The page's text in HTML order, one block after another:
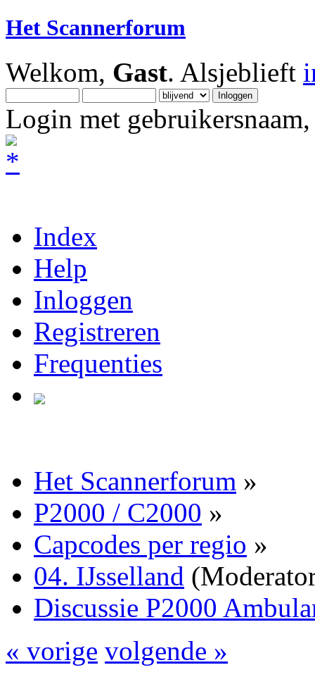
Het Scannerforum
Welkom, Gast. Alsjeblieft
Login met
Index
Help
Inloggen
Registreren
Frequenties
Het Scannerforum »
P2000 / C2000 »
Capcodes per regio »
04. IJsselland
Discussie P2000
« vorige volgende »